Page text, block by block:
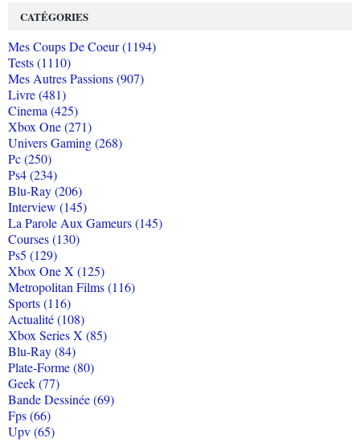
CATÉGORIES
Mes Coups De Coeur (1194)
Tests (1110)
Mes Autres Passions (907)
Livre (481)
Cinema (425)
Xbox One (271)
Univers Gaming (268)
Pc (250)
Ps4 (234)
Blu-Ray (206)
Interview (145)
La Parole Aux Gameurs (145)
Courses (130)
Ps5 (129)
Xbox One X (125)
Metropolitan Films (116)
Sports (116)
Actualité (108)
Xbox Series X (85)
Blu-Ray (84)
Plate-Forme (80)
Geek (77)
Bande Dessinée (69)
Fps (66)
Upv (65)